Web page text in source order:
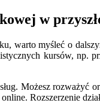
w
warto myśleć o
kursów, np.
Możesz
Rozszerzenie